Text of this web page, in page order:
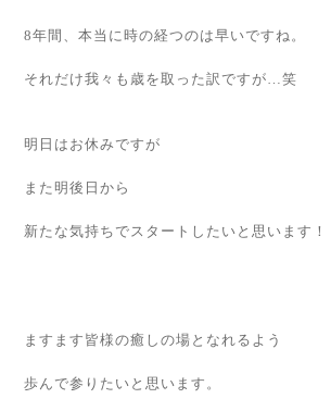
8年間、本当に時の経つのは早いですね。
それだけ我々も歳を取った訳ですが…笑
明日はお休みですが
また明後日から
新たな気持ちでスタートしたいと思います！
ますます皆様の癒しの場となれるよう
歩んで参りたいと思います。